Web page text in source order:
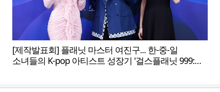
[제작발표회] 플래닛 마스터 여진구... 한-중-일
소녀들의 K-pop 아티스트 성장기 '걸스플래닛 999: